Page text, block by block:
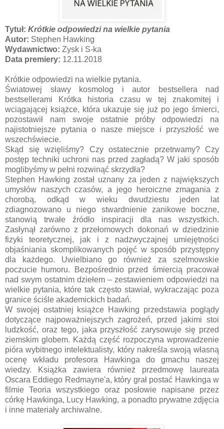
Tytuł: Krótkie odpowiedzi na wielkie pytania
Autor: Stephen Hawking
Wydawnictwo: Zysk i S-ka
Data premiery: 12.11.2018
Krótkie odpowiedzi na wielkie pytania.
Światowej sławy kosmolog i autor bestsellera nad
bestsellerami Krótka historia czasu w tej znakomitej i
wciągającej książce, która ukazuje się już po jego śmierci,
pozostawił nam swoje ostatnie próby odpowiedzi na
najistotniejsze pytania o nasze miejsce i przyszłość we
wszechświecie.
Skąd się wzięliśmy? Czy ostatecznie przetrwamy? Czy
postęp techniki uchroni nas przed zagładą? W jaki sposób
moglibyśmy w pełni rozwinąć skrzydła?
Stephen Hawking został uznany za jeden z największych
umysłów naszych czasów, a jego heroiczne zmagania z
chorobą, odkąd w wieku dwudziestu jeden lat
zdiagnozowano u niego stwardnienie zanikowe boczne,
stanowią trwałe źródło inspiracji dla nas wszystkich.
Zasłynął zarówno z przełomowych dokonań w dziedzinie
fizyki teoretycznej, jak i z nadzwyczajnej umiejętności
objaśniania skomplikowanych pojęć w sposób przystępny
dla każdego. Uwielbiano go również za szelmowskie
poczucie humoru. Bezpośrednio przed śmiercią pracował
nad swym ostatnim dziełem – zestawieniem odpowiedzi na
wielkie pytania, które tak często stawiał, wykraczając poza
granice ściśle akademickich badań.
W swojej ostatniej książce Hawking przedstawia poglądy
dotyczące najpoważniejszych zagrożeń, przed jakimi stoi
ludzkość, oraz tego, jaka przyszłość zarysowuje się przed
ziemskim globem. Każdą część rozpoczyna wprowadzenie
pióra wybitnego intelektualisty, który nakreśla swoją własną
ocenę wkładu profesora Hawkinga do gmachu naszej
wiedzy. Książka zawiera również przedmowę laureata
Oscara Eddiego Redmayne'a, który grał postać Hawkinga w
filmie Teoria wszystkiego oraz posłowie napisane przez
córkę Hawkinga, Lucy Hawking, a ponadto prywatne zdjęcia
i inne materiały archiwalne.